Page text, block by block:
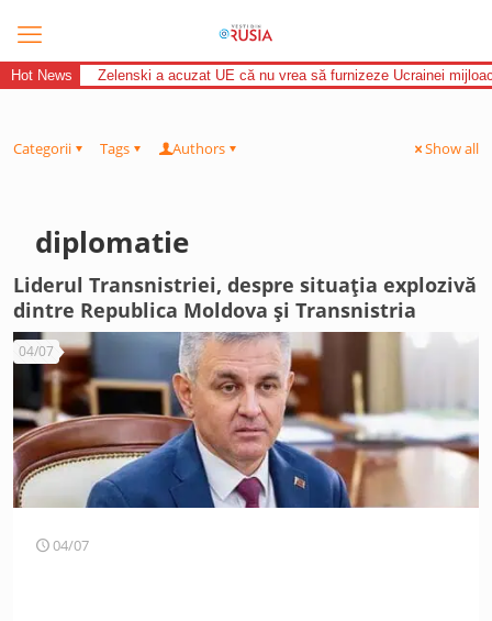
Hot News Zelenski a acuzat UE că nu vrea să furnizeze Ucrainei
Categorii Tags Authors Show all
diplomatie
Liderul Transnistriei, despre situația explozivă
dintre Republica Moldova și Transnistria
04/07
04/07